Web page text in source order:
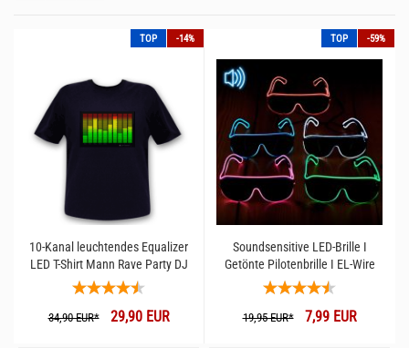
TOP -14%
10-Kanal leuchtendes Equalizer
LED T-Shirt Mann Rave Party DJ
Shirt Herren Ucult
34,90 EUR*29,90 EUR
TOP -59%
Soundsensitive LED-Brille I
Getönte Pilotenbrille I EL-Wire
Rave Brille I Partybrille &
Spaßbrillen
19,95 EUR*7,99 EUR